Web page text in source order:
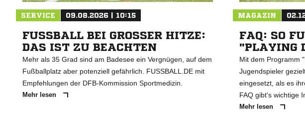
SERVICE 09.08.2026 | 10:15
FUSSBALL BEI GROSSER HITZE: DA
S IST ZU BEACHTEN
Mehr als 35 Grad sind am Badesee ein Vergnügen, auf dem
Fußballplatz aber potenziell gefährlich. FUSSBALL.DE mit
Empfehlungen der DFB-Kommission Sportmedizin.
Mehr lesen
MAGAZIN
FAQ: SO
"PLAYING
Mit dem Programm
Jugendspieler
eingesetzt, als es
FAQ gibt's wichtige
Mehr lesen